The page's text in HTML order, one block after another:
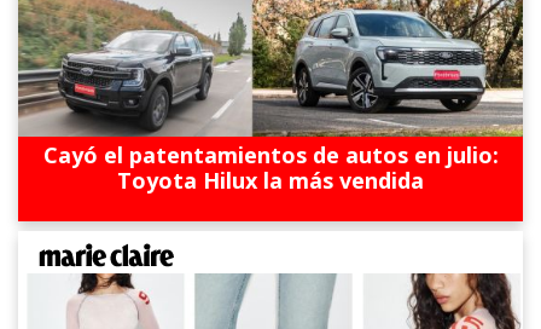
Cayó el patentamientos de autos en julio:
Toyota Hilux la más vendida